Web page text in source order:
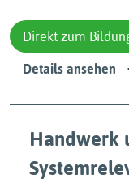
Direkt zum
Details ansehen
Handwerk